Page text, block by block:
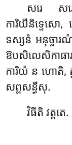
សរេ ស
ការិយីនិទ្ទេស
ទស្សនំ អនុច្ចារ
ឱបសិលេសិកាធ
ការិយំ ន ហោតិ,
សព្ពសន្ធីសុ.
វិធីតិ វត្តតេ.